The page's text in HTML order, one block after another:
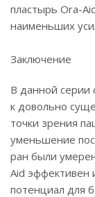
пластырь Ora-
наименьших
Заключение
В данной серии
к довольно
точки зрения
уменьшение
ран были
Aid эффективен
потенциал для